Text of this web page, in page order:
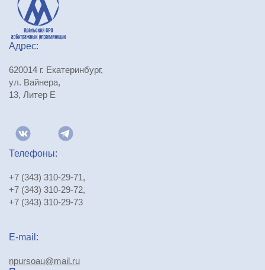
Адрес:
620014 г. Екатеринбург,
ул. Вайнера,
13, Литер Е
Телефоны:
+7 (343) 310-29-71,
+7 (343) 310-29-72,
+7 (343) 310-29-73
E-mail:
npursoau@mail.ru